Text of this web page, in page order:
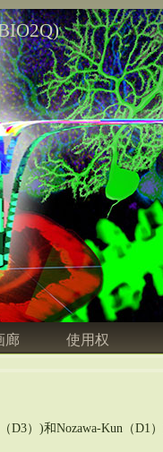
廊 使用权
D3）)和Nozawa-Kun（D1